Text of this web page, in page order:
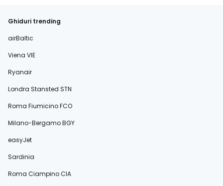
Ghiduri trending
airBaltic
Viena VIE
Ryanair
Londra Stansted STN
Roma Fiumicino FCO
Milano-Bergamo BGY
easyJet
Sardinia
Roma Ciampino CIA